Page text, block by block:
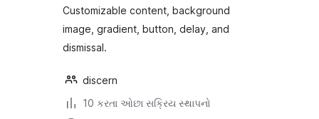
Customizable content, background
image, gradient, button, delay, and
dismissal.
discern
10 કરતા ઓછા સક્રિય સ્થાપનો